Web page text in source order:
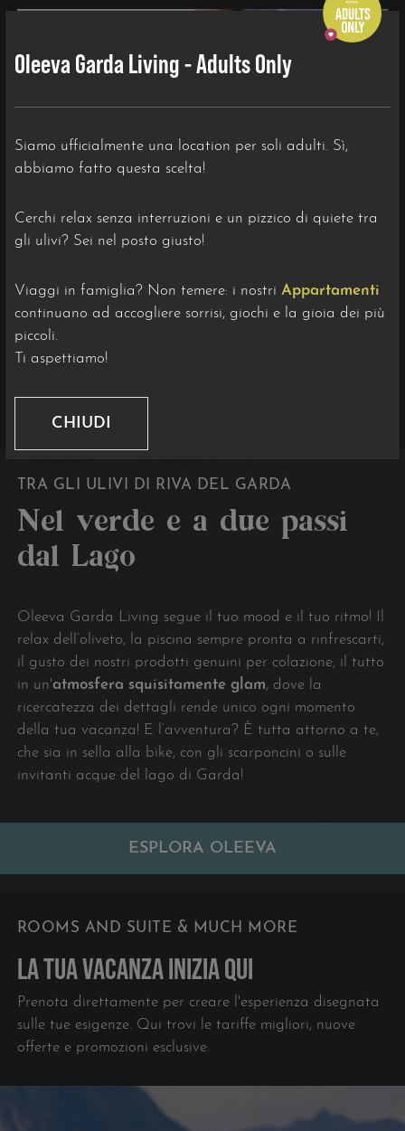
Oleeva Garda Living - Adults Only
Siamo ufficialmente una location per soli adulti. Sì,
abbiamo fatto questa scelta!
Cerchi relax senza interruzioni e un pizzico di quiete tra
gli ulivi? Sei nel posto giusto!
Viaggi in famiglia? Non temere: i nostri Appartamenti
continuano ad accogliere sorrisi, giochi e la gioia dei più
piccoli.
Ti aspettiamo!
CHIUDI
TRA GLI ULIVI DI RIVA DEL GARDA
Nel verde e a due passi
dal Lago
Oleeva Garda Living segue il tuo mood e il tuo ritmo! Il
relax dell’oliveto, la piscina sempre pronta a rinfrescarti,
il gusto dei nostri prodotti genuini per colazione, il tutto
in un'atmosfera squisitamente glam, dove la
ricercatezza dei dettagli rende unico ogni momento
della tua vacanza! E l’avventura? È tutta attorno a te,
che sia in sella alla bike, con gli scarponcini o sulle
invitanti acque del lago di Garda!
ESPLORA OLEEVA
ROOMS AND SUITE & MUCH MORE
LA TUA VACANZA INIZIA QUI
Prenota direttamente per creare l'esperienza disegnata
sulle tue esigenze. Qui trovi le tariffe migliori, nuove
offerte e promozioni esclusive.